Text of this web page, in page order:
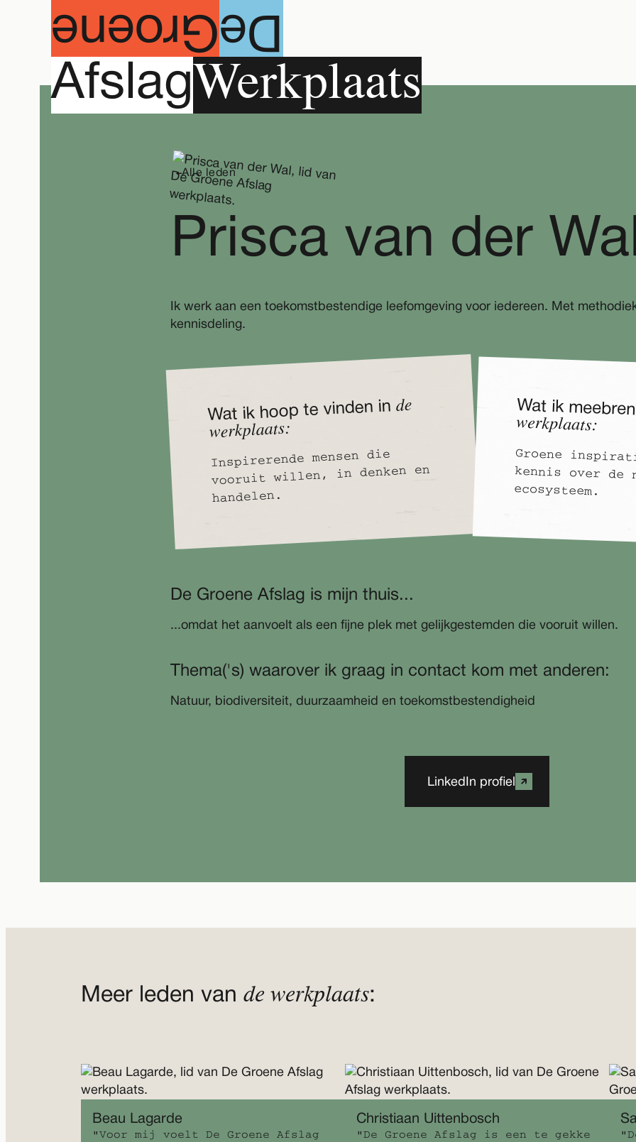
G
roene D
e
AfslagWerkplaats
Agenda
Alle leden
Prisca van der
Ik werk aan een toekomstbestendige leefomgeving voor iedereen. Met
kennisdeling.
Wat ik hoop te vinden inde
werkplaats:
Inspirerende mensen die
vooruit willen, in denken en
handelen.
Wat ik
werkplaats:
Groene
kennis over de
ecosysteem.
De Groene Afslag is mijn thuis...
...omdat het aanvoelt als een fijne plek met gelijkgestemden die vooruit willen.
Thema('s) waarover ik graag in contact kom met anderen:
Natuur, biodiversiteit, duurzaamheid en toekomstbestendigheid
LinkedIn profiel
Meer leden vande werkplaats:
Beau Lagarde
"Voor mij voelt De Groene Afslag
Christiaan Uittenbosch
"De Groene Afslag is een te gekke